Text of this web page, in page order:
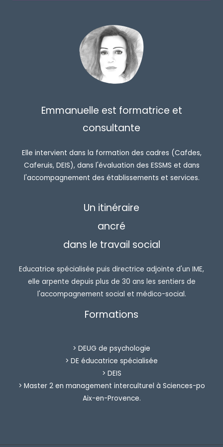
Emmanuelle est formatrice et
consultante
Elle intervient dans la formation des cadres (Cafdes,
Caferuis, DEIS), dans l'évaluation des ESSMS et dans
l'accompagnement des établissements et services.
Un itinéraire
ancré
dans le travail social
Educatrice spécialisée puis directrice adjointe d'un IME,
elle arpente depuis plus de 30 ans les sentiers de
l'accompagnement social et médico-social.
Formations
> DEUG de psychologie
> DE éducatrice spécialisée
> DEIS
> Master 2 en management interculturel à Sciences-po
Aix-en-Provence.